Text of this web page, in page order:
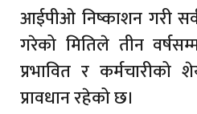
आईपीओ निष्काशन गरी
गरेको मितिले तीन
प्रभावित र कर्मचारीको
प्रावधान रहेको छ।